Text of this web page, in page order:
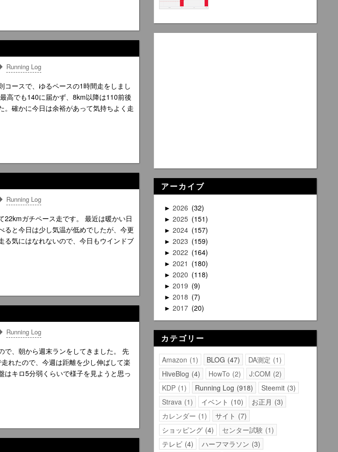
Running Log
コースで、ゆるペースの1時間走をしまし
高でも140に届かず、8km以降は110前後
。確かに今日は余裕があって気持ちよく走
Running Log
22kmガチペース走です。 最近は暖かい日
ると今日は少し気温が低めでしたが、今更
る気にはなれないので、今日もウインドブ
Running Log
で、朝から週末ランをしてきました。 先
れたので、今週は距離を少し伸ばして楽
はキロ5分弱くらいで様子を見ようと思っ
アーカイブ
►2026 32
►2025 151
►2024 157
►2023 159
►2022 164
►2021 180
►2020 118
►2019 9
►2018 7
►2017 20
カテゴリー
Amazon 1 BLOG 47 DA測定 1
HiveBlog 4 HowTo 2 J:COM 2
KDP 1 Running Log 918 Steemit 3
Strava 1 イベント 10 お正月
3
カレンダー 1 サイト
7
ショッピング 4 センター試験 1
テレビ 4 ハーフマラソン 3